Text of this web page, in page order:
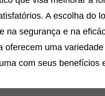
A escolha do
na segurança e na
uma
com seus benefícios